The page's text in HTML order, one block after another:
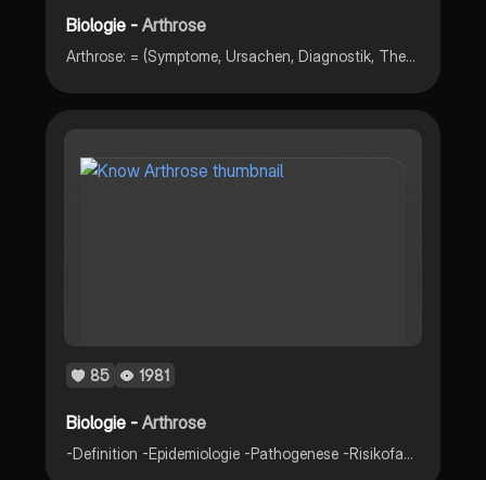
Biologie -Arthrose
Arthrose: = (Symptome, Ursachen, Diagnostik, Therapie, Risikofaktoren)
85 1981
Biologie -Arthrose
-Definition -Epidemiologie -Pathogenese -Risikofaktoren -Symptome -Lokalisation -Diagnostik -Therapie -Prophylaxe